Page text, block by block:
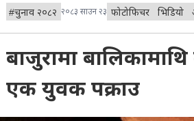
#चुनाव २०८२ २०८३ साउन २३ फोटोफिचर भिडियो
बाजुरामा बालिकामाथि
एक युवक पक्राउ